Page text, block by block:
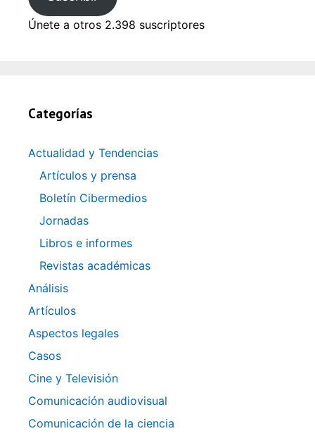
Únete a otros 2.398 suscriptores
Categorías
Actualidad y Tendencias
Artículos y prensa
Boletín Cibermedios
Jornadas
Libros e informes
Revistas académicas
Análisis
Artículos
Aspectos legales
Casos
Cine y Televisión
Comunicación audiovisual
Comunicación de la ciencia